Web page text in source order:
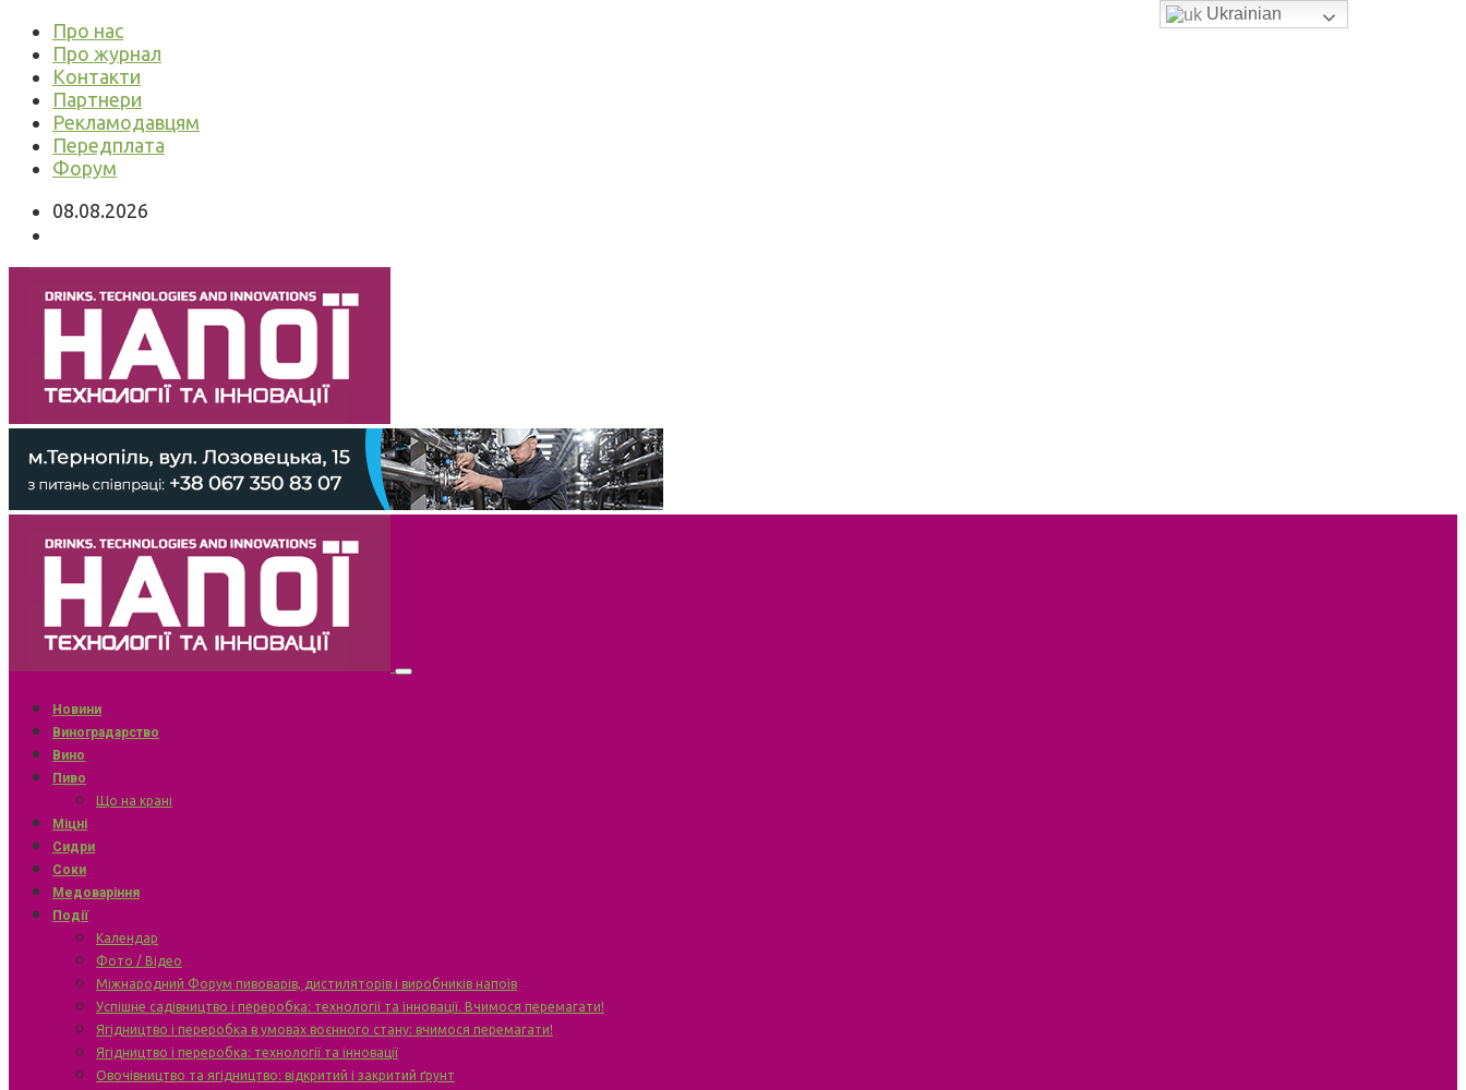
Про нас
Про журнал
Контакти
Партнери
Рекламодавцям
Передплата
Форум
08.08.2026
Новини
Виноградарство
Вино
Пиво
Що на крані
Міцні
Сидри
Соки
Медоваріння
Події
Календар
Фото / Відео
Міжнародний Форум пивоварів, дистиляторів і виробників напоїв
Успішне садівництво і переробка: технології та інновації. Вчимося перемагати!
Ягідництво і переробка в умовах воєнного стану: вчимося перемагати!
Ягідництво і переробка: технології та інновації
Овочівництво та ягідництво: відкритий і закритий ґрунт
Ukrainian